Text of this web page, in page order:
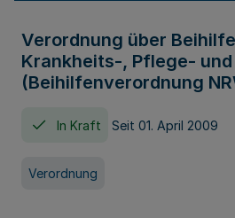
Verordnung über
Krankheits-, Pflege-
(Beihilfenverordnung
In Kraft Seit 01. April 2009
Verordnung